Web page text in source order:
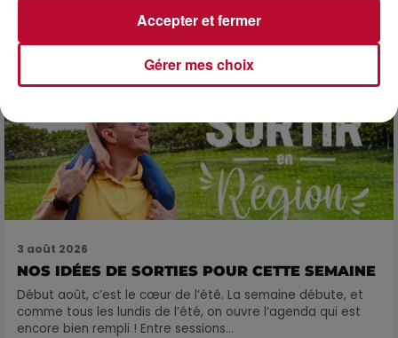
3 août 2026
NOS IDÉES DE SORTIES POUR CETTE SEMAINE
Début août, c’est le cœur de l’été. La semaine débute, et
comme tous les lundis de l’été, on ouvre l’agenda qui est
encore bien rempli ! Entre sessions...
Gérer mes choix
Accepter et fermer